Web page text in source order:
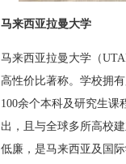
马来西亚拉曼大学
马来西亚拉曼大学（
高性价比著称。学校拥
100余个本科及研究生
出，且与全球多所高校
低廉，是马来西亚及国